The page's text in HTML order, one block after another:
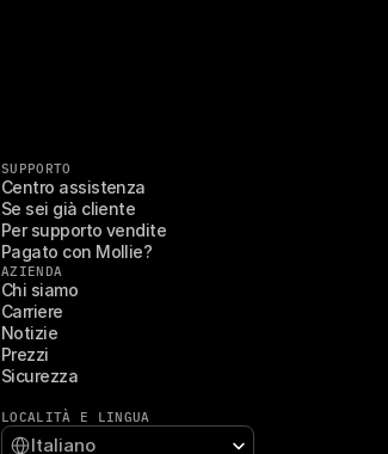
SUPPORTO
Centro assistenza
Se sei già cliente
Per supporto vendite
Pagato con Mollie?
AZIENDA
Chi siamo
Carriere
Notizie
Prezzi
Sicurezza
LOCALITÀ E LINGUA
Select Language
Italiano